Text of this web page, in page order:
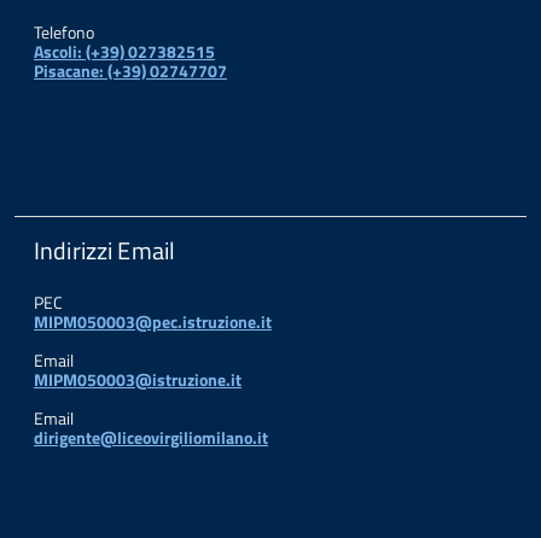
Telefono
Ascoli: (+39) 027382515
Pisacane: (+39) 02747707
Indirizzi Email
PEC
MIPM050003@pec.istruzione.it
Email
MIPM050003@istruzione.it
Email
dirigente@liceovirgiliomilano.it